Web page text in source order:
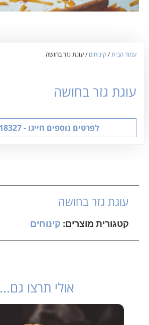
עמוד הבית/קינוחים / עוגת גזר בחושה
עוגת גזר בחושה
לפרטים נוספים חייגו - 054-5918327
עוגת גזר בחושה
קטגורית מוצרים: קינוחים
אולי תרצו גם...